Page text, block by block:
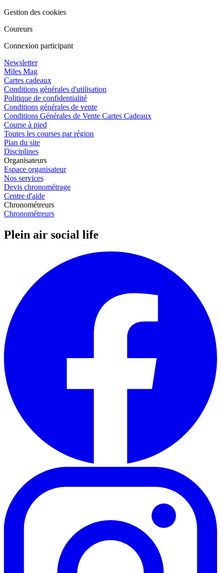
Gestion des cookies
Coureurs
Connexion participant
Newsletter
Miles Mag
Cartes cadeaux
Conditions générales d'utilisation
Politique de confidentialité
Conditions générales de vente
Conditions Générales de Vente Cartes Cadeaux
Course à pied
Toutes les courses par région
Plan du site
Disciplines
Organisateurs
Espace organisateur
Nos services
Devis chronométrage
Centre d'aide
Chronométreurs
Chronométreurs
Plein air social life